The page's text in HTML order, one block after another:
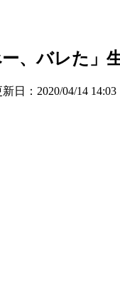
、バレた」
日： 2020/04/14 14:03